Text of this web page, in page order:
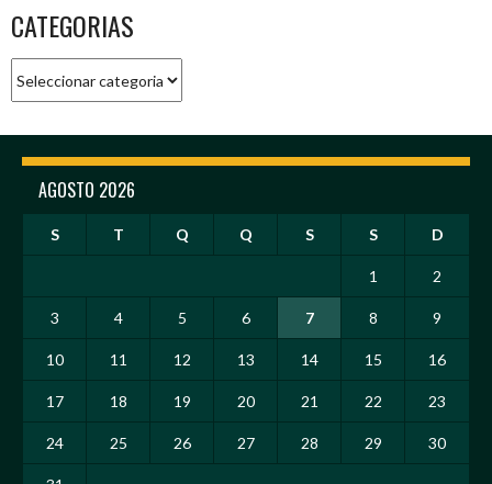
CATEGORIAS
AGOSTO 2026
S T Q Q S S D
1 2
3 4 5 6 7 8 9
10 11 12 13 14 15 16
17 18 19 20 21 22 23
24 25 26 27 28 29 30